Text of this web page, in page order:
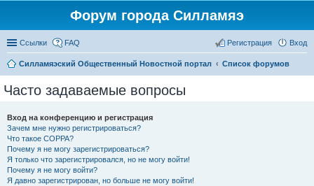
Форум города Силламяэ
Ссылки FAQ Вход
Регистрация
Силламяэский Общественный Новостной портал Список форумов
Часто задаваемые вопросы
Вход на конференцию и регистрация
Зачем мне нужно регистрироваться?
Что такое COPPA?
Почему я не могу зарегистрироваться?
Я только что зарегистрировался, но не могу войти!
Почему я не могу войти?
Я давно зарегистрирован, но больше не могу войти!